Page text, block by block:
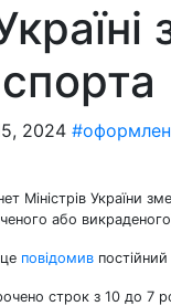
2024
Міністрів України
або
повідомив
строк з 10 до 7